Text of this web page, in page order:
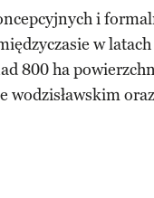
i
w
800 ha
wodzisławskim